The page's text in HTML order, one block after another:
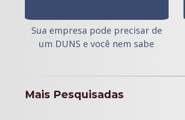
Sua empresa pode precisar de
um DUNS e você nem sabe
Mais Pesquisadas